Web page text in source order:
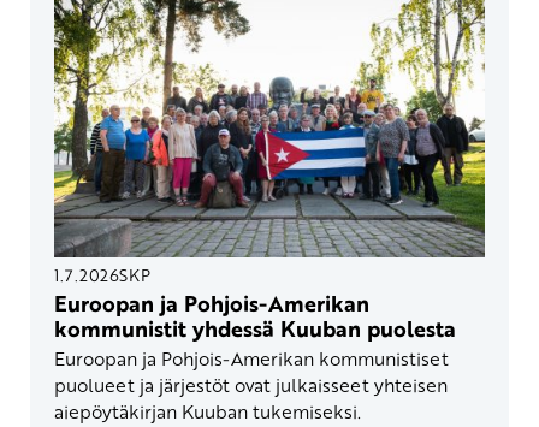
1.7.2026SKP
Euroopan ja Pohjois-Amerikan
kommunistit yhdessä Kuuban puolesta
Euroopan ja Pohjois-Amerikan kommunistiset
puolueet ja järjestöt ovat julkaisseet yhteisen
aiepöytäkirjan Kuuban tukemiseksi.